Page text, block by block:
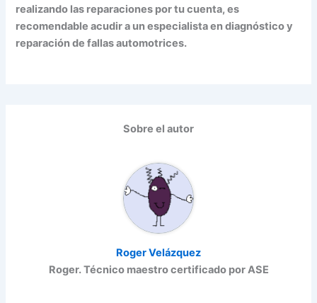
realizando las reparaciones por tu cuenta, es
recomendable acudir a un especialista en diagnóstico y
reparación de fallas automotrices.
Sobre el autor
Roger Velázquez
Roger. Técnico maestro certificado por ASE